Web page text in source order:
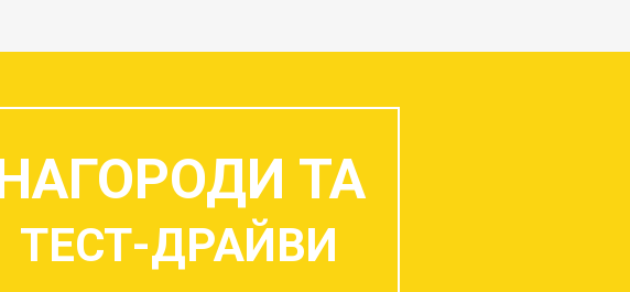
ТА
ТЕСТ-ДРАЙВИ